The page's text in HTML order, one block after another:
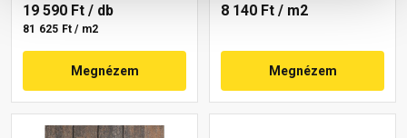
19 590 Ft / db
81 625 Ft / m2
Megnézem
8 140 Ft / m2
Megnézem